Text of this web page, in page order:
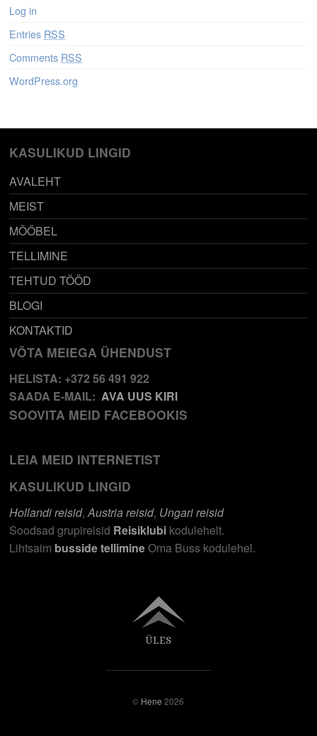
Log in
Entries RSS
Comments RSS
WordPress.org
KASULIKUD LINGID
AVALEHT
MEIST
MÖÖBEL
TELLIMINE
TEHTUD TÖÖD
BLOGI
KONTAKTID
VÕTA MEIEGA ÜHENDUST
HELISTA: +372 56 491 922
SAADA E-MAIL: AVA UUS KIRI
SOOVITA MEID FACEBOOKIS
LEIA MEID INTERNETIST
KASULIKUD LINGID
Hollandi reisid,Austria reisid, Ungari reisid
Soodsad grupireisid Reisiklubi kodulehelt.
Lihtsaim busside tellimineOma Buss kodulehel.
ÜLES
© Hene 2026